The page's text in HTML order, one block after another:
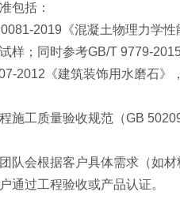
包括：
2019《混凝土物理力学
样；同时参考GB/T 9779-
2012《建筑装饰用水磨石》
施工质量验收规范（GB
队会根据客户具体需求（如
通过工程验收或产品认证。